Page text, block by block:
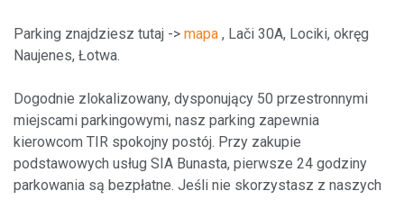
Usługi magazynowe
Parking TIR
Inne usługi
Parking znajdziesz tutaj -> mapa , Lači 30A, Lociki, okręg
Naujenes, Łotwa.
Dogodnie zlokalizowany, dysponujący 50 przestronnymi
miejscami parkingowymi, nasz parking zapewnia
kierowcom TIR spokojny postój. Przy zakupie
podstawowych usług SIA Bunasta, pierwsze 24 godziny
parkowania są bezpłatne. Jeśli nie skorzystasz z naszych